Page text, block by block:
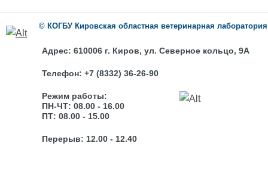
© КОГБУ Кировская областная ветеринарная лаборатория
Адрес: 610006 г. Киров, ул. Северное кольцо, 9А
Телефон: +7 (8332) 36-26-90
Режим работы:
ПН-ЧТ: 08.00 - 16.00
ПТ: 08.00 - 15.00
Перерыв: 12.00 - 12.40